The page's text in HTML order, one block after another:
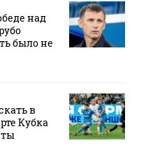
над
было не
в
Кубка